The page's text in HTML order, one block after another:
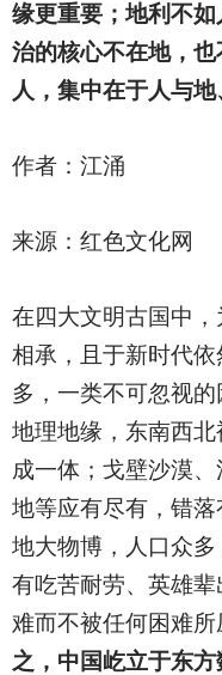
缘更重要；地利不
治的核心不在地，
人，集中在于人与地
作者：江涌
来源：红色文化网
在四大文明古国中
相承，且于新时代
多，一类不可忽视
地理地缘，东南西
成一体；戈壁沙漠
地等应有尽有，错落
地大物博，人口众多
有吃苦耐劳、英雄
难而不被任何困难所
之，中国屹立于东